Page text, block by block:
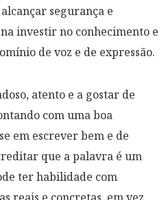
segurança e
investir no conhecimento e
de voz e de expressão.
atento e a gostar de
com uma boa
em escrever bem e de
que a palavra é um
ter habilidade com